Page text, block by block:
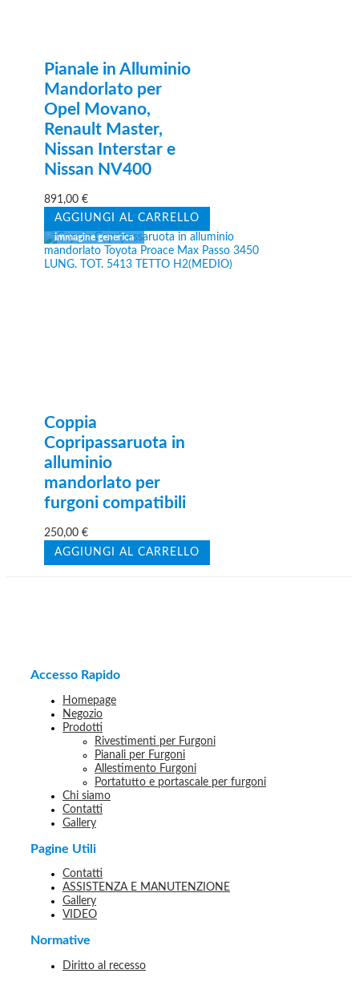
Pianale in Alluminio
Mandorlato per
Opel Movano,
Renault Master,
Nissan Interstar e
Nissan NV400
891,00€
AGGIUNGI AL CARRELLO
Coppia
Copripassaruota in
alluminio
mandorlato per
furgoni compatibili
250,00€
AGGIUNGI AL CARRELLO
Accesso Rapido
Homepage
Negozio
Prodotti
Rivestimenti per Furgoni
Pianali per Furgoni
Allestimento Furgoni
Portatutto e portascale per furgoni
Chi siamo
Contatti
Gallery
Pagine Utili
Contatti
ASSISTENZA E MANUTENZIONE
Gallery
VIDEO
Normative
Diritto al recesso